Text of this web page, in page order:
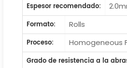
Espesor recomendado:
Formato:
Rolls
Proceso:
Homogeneous
Grado de resistencia a la